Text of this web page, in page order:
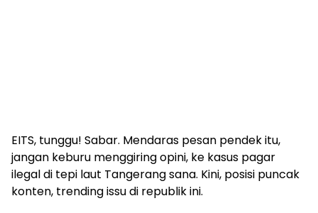
EITS, tunggu! Sabar. Mendaras pesan pendek itu,
jangan keburu menggiring opini, ke kasus pagar
ilegal di tepi laut Tangerang sana. Kini, posisi puncak
konten, trending issu di republik ini.